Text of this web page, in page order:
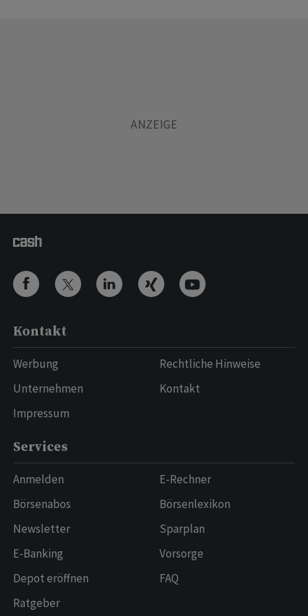
Kontakt
Werbung
Unternehmen
Impressum
Rechtliche Hinweise
Kontakt
Services
Anmelden
Börsenabos
Newsletter
E-Banking
Depot eröffnen
Ratgeber
E-Rechner
Börsenlexikon
Sparplan
Vorsorge
FAQ